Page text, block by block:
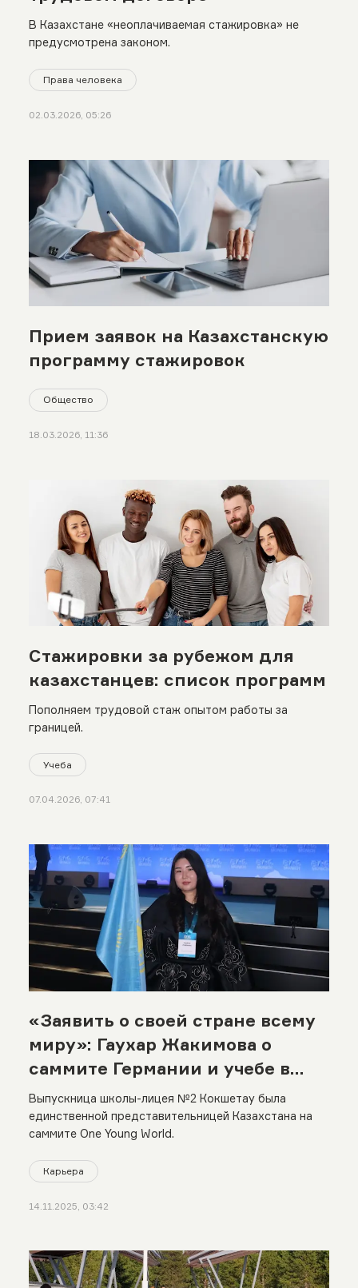
В Казахстане «неоплачиваемая стажировка» не
предусмотрена законом.
Права человека
02.03.2026, 05:26
Прием заявок на Казахстанскую
программу стажировок
Общество
18.03.2026, 11:36
Стажировки за рубежом для
казахстанцев: список программ
Пополняем трудовой стаж опытом работы за
границей.
Учеба
07.04.2026, 07:41
«Заявить о своей стране всему
миру»: Гаухар Жакимова о
саммите Германии и учебе в
Италии
Выпускница школы-лицея №2 Кокшетау была
единственной представительницей Казахстана на
саммите One Young World.
Карьера
14.11.2025, 03:42